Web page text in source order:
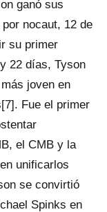
ganó sus
nocaut, 12 de
su primer
22 días, Tyson
joven en
Fue el primer
el CMB y la
unificarlos
se convirtió
Spinks en